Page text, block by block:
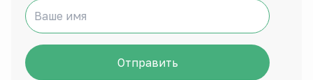
Отправить